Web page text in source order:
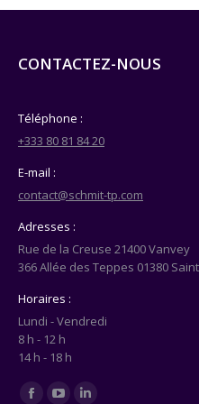
CONTACTEZ-NOUS
Téléphone :
+333 80 81 84 20
E-mail :
contact@schmit-tp.com
Adresses :
Rue de la Creuse 21400 Vanvey
366 Allée des Teppes 01380
Horaires :
Lundi - Vendredi
8 h - 12 h
14 h - 18 h
Trouvez nous sur :